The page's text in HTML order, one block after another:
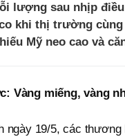
lượng sau nhịp
khi thị trường
Mỹ neo cao và
Vàng miếng, vàng
ngày 19/5, các